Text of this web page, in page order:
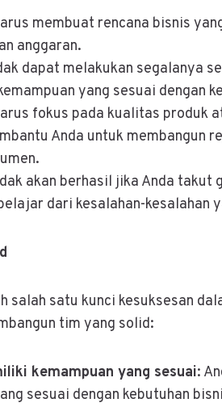
membuat rencana bisnis
anggaran.
dapat melakukan segalanya
yang sesuai dengan
fokus pada kualitas produk
Anda untuk membangun
akan berhasil jika Anda takut
dari kesalahan-kesalahan
salah satu kunci kesuksesan
tim yang solid:
kemampuan yang sesuai:
sesuai dengan kebutuhan